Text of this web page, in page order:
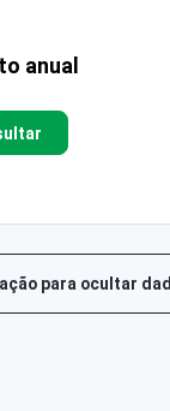
anual
para ocultar